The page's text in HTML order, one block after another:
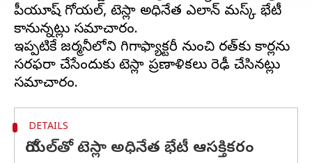
పీయూష్‌ గోయల్‌, టెస్లా అధినేత ఎలాన్‌ మస్క్‌ భేటీ
కానున్నట్లు సమాచారం.
ఇప్పటికే జర్మనీలోని గిగాఫ్యాక్టరీ నుంచి భారత్‌కు కార్లను
సరఫరా చేసేందుకు టెస్లా ప్రణాళికలు రెఢీ చేసినట్లు
DETAILS
గోయల్‌తో టెస్లా అధినేత భేటీ ఆసక్తికరం